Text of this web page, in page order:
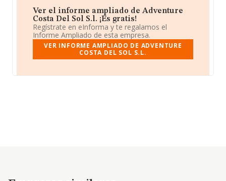
Ver el informe ampliado de Adventure
Costa Del Sol S.l. ¡Es gratis!
Regístrate en eInforma y te regalamos el
Informe Ampliado de esta empresa.
VER INFORME AMPLIADO DE ADVENTURE
COSTA DEL SOL S.L.